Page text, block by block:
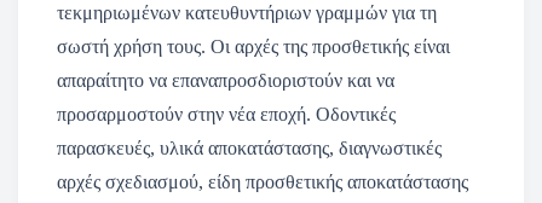
τεκμηριωμένων κατευθυντήριων γραμμών για τη
σωστή χρήση τους. Οι αρχές της προσθετικής είναι
απαραίτητο να επαναπροσδιοριστούν και να
προσαρμοστούν στην νέα εποχή. Οδοντικές
παρασκευές, υλικά αποκατάστασης, διαγνωστικές
αρχές σχεδιασμού, είδη προσθετικής αποκατάστασης